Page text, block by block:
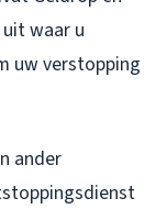
waar u
uw verstopping
ander